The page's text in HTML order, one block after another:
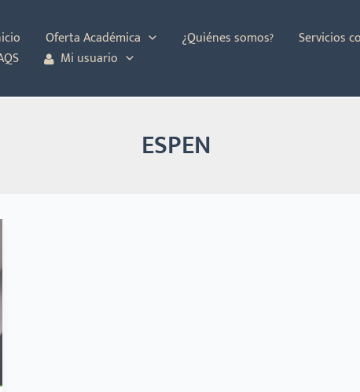
Oferta Académica ¿Quiénes somos? Servicios
Mi usuario
ESPEN